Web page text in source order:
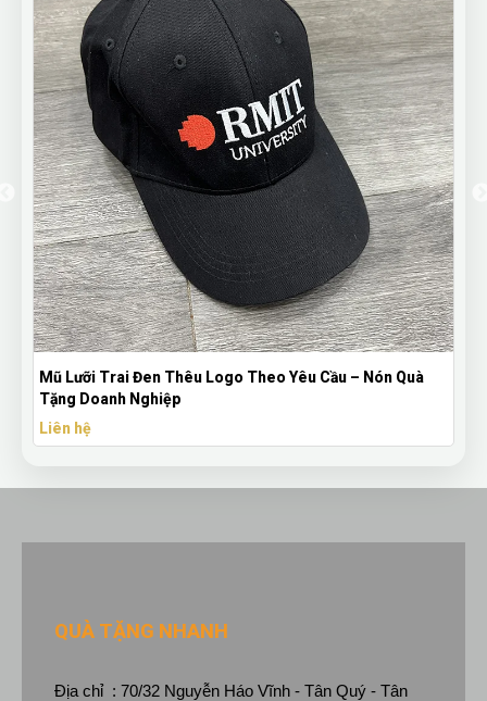
Mũ Lưỡi Trai Đen Thêu Logo Theo Yêu Cầu – Nón Quà
Tặng Doanh Nghiệp
Liên hệ
QUÀ TẶNG NHANH
Địa chỉ : 70/32 Nguyễn Háo Vĩnh - Tân Quý - Tân